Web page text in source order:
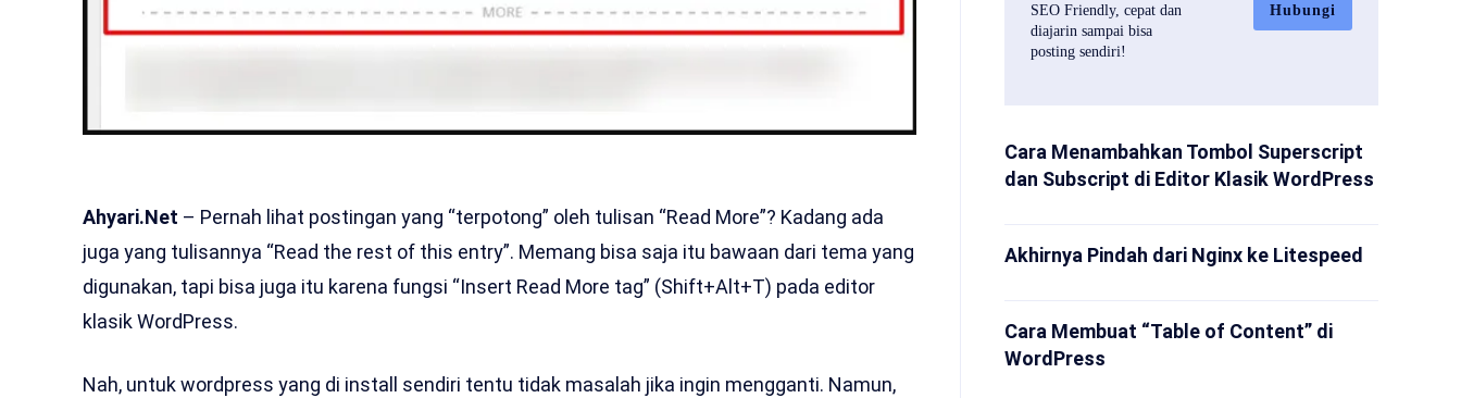
Ahyari.Net – Pernah lihat postingan yang “terpotong” oleh tulisan “Read More”? Kadang ada
juga yang tulisannya “Read the rest of this entry”. Memang bisa saja itu bawaan dari tema yang
digunakan, tapi bisa juga itu karena fungsi “Insert Read More tag” (Shift+Alt+T) pada editor
klasik WordPress.
Nah, untuk wordpress yang di install sendiri tentu tidak masalah jika ingin mengganti. Namun,
SEO Friendly, cepat dan
diajarin sampai bisa
posting sendiri!
Hubungi
Cara Menambahkan Tombol Superscript
dan Subscript di Editor Klasik WordPress
Akhirnya Pindah dari Nginx ke Litespeed
Cara Membuat “Table of Content” di
WordPress